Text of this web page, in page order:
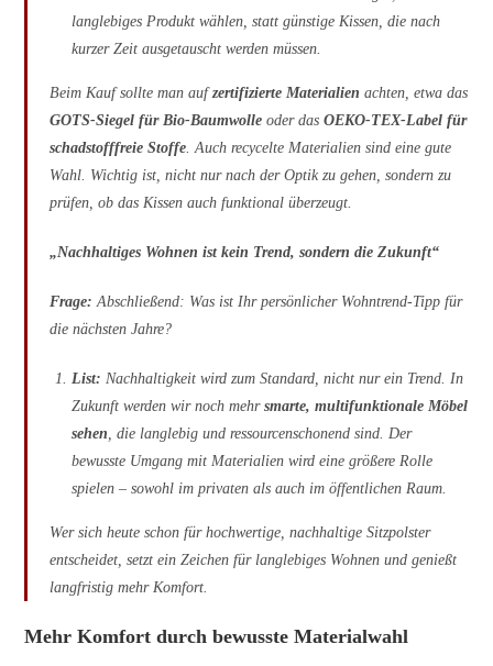
langlebiges Produkt wählen, statt günstige Kissen, die nach
kurzer Zeit ausgetauscht werden müssen.
Beim Kauf sollte man aufzertifizierte Materialien achten, etwa das
GOTS-Siegel für Bio-Baumwolle oder dasOEKO-TEX-Label für
schadstofffreie Stoffe. Auch recycelte Materialien sind eine gute
Wahl. Wichtig ist, nicht nur nach der Optik zu gehen, sondern zu
prüfen, ob das Kissen auch funktional überzeugt.
„Nachhaltiges Wohnen ist kein Trend, sondern die Zukunft“
Frage: Abschließend: Was ist Ihr persönlicher Wohntrend-Tipp für
die nächsten Jahre?
List: Nachhaltigkeit wird zum Standard, nicht nur ein Trend. In
Zukunft werden wir noch mehrsmarte, multifunktionale Möbel
sehen, die langlebig und ressourcenschonend sind. Der
bewusste Umgang mit Materialien wird eine größere Rolle
spielen – sowohl im privaten als auch im öffentlichen Raum.
Wer sich heute schon für hochwertige, nachhaltige Sitzpolster
entscheidet, setzt ein Zeichen für langlebiges Wohnen und genießt
langfristig mehr Komfort.
Mehr Komfort durch bewusste Materialwahl